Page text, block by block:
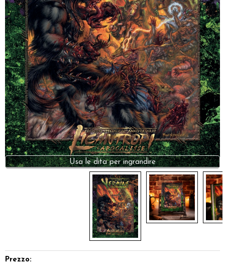
Accessori
Giocattoli e Gadget
Offerte del Dragone
Prezzo: